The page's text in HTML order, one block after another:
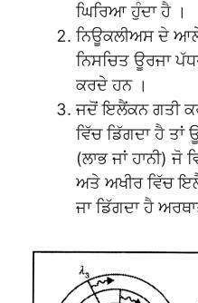
ਘਿਰਿਆ ਹੁੰਦਾ ਹੈ ।
ਨਿਊਕਲੀਅਸ ਦੇ
ਨਿਸਚਿਤ ਊਰਜਾ
ਕਰਦੇ ਹਨ ।
ਜਦੋਂ ਇਲੈਂਕਨ ਗਤੀ
ਵਿੱਚ ਡਿੱਗਦਾ ਹੈ ਤਾਂ
(ਲਾਭ ਜਾਂ ਹਾਨੀ) ਜੋ
ਅਤੇ ਅਖੀਰ ਵਿੱਚ
ਜਾ ਡਿੱਗਦਾ ਹੈ